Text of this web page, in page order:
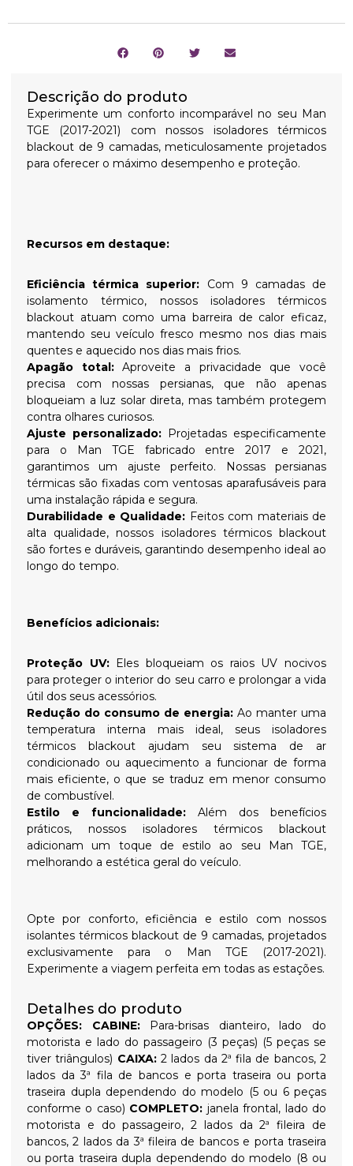
Descrição do produto
Experimente um conforto incomparável no seu Man
TGE (2017-2021) com nossos isoladores térmicos
blackout de 9 camadas, meticulosamente projetados
para oferecer o máximo desempenho e proteção.
Recursos em destaque:
Eficiência térmica superior: Com 9 camadas de
isolamento térmico, nossos isoladores térmicos
blackout atuam como uma barreira de calor eficaz,
mantendo seu veículo fresco mesmo nos dias mais
quentes e aquecido nos dias mais frios.
Apagão total:Aproveite a privacidade que você
precisa com nossas persianas, que não apenas
bloqueiam a luz solar direta, mas também protegem
contra olhares curiosos.
Ajuste personalizado: Projetadas especificamente
para o Man TGE fabricado entre 2017 e 2021,
garantimos um ajuste perfeito. Nossas persianas
térmicas são fixadas com ventosas aparafusáveis para
uma instalação rápida e segura.
Durabilidade e Qualidade: Feitos com materiais de
alta qualidade, nossos isoladores térmicos blackout
são fortes e duráveis, garantindo desempenho ideal ao
longo do tempo.
Benefícios adicionais:
Proteção UV:Eles bloqueiam os raios UV nocivos
para proteger o interior do seu carro e prolongar a vida
útil dos seus acessórios.
Redução do consumo de energia: Ao manter uma
temperatura interna mais ideal, seus isoladores
térmicos blackout ajudam seu sistema de ar
condicionado ou aquecimento a funcionar de forma
mais eficiente, o que se traduz em menor consumo
de combustível.
Estilo e funcionalidade: Além dos benefícios
práticos, nossos isoladores térmicos blackout
adicionam um toque de estilo ao seu Man TGE,
melhorando a estética geral do veículo.
Opte por conforto, eficiência e estilo com nossos
isolantes térmicos blackout de 9 camadas, projetados
exclusivamente para o Man TGE (2017-2021).
Experimente a viagem perfeita em todas as estações.
Detalhes do produto
OPÇÕES: CABINE:Para-brisas dianteiro, lado do
motorista e lado do passageiro (3 peças) (5 peças se
tiver triângulos) CAIXA:2 lados da 2ª fila de bancos, 2
lados da 3ª fila de bancos e porta traseira ou porta
traseira dupla dependendo do modelo (5 ou 6 peças
conforme o caso) COMPLETO: janela frontal, lado do
motorista e do passageiro, 2 lados da 2ª fileira de
bancos, 2 lados da 3ª fileira de bancos e porta traseira
ou porta traseira dupla dependendo do modelo (8 ou